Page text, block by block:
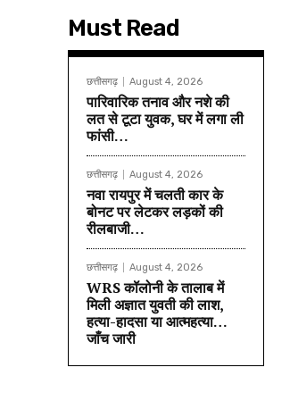
Must Read
छत्तीसगढ़ August 4, 2026
पारिवारिक तनाव और नशे की
लत से टूटा युवक, घर में लगा ली
फांसी…
छत्तीसगढ़ August 4, 2026
नवा रायपुर में चलती कार के
बोनट पर लेटकर लड़कों की
रीलबाजी…
छत्तीसगढ़ August 4, 2026
WRS कॉलोनी के तालाब में
मिली अज्ञात युवती की लाश,
हत्या-हादसा या आत्महत्या…
जाँच जारी